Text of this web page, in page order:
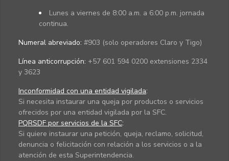
Lunes a viernes de 8:00 a.m. a 6:00 p.m. jornada
continua.
Numeral abreviado: #903 (solo operadores Claro y Tigo)
Línea anticorrupción: +57 601 594 0200 extensiones 2334
y 3623
Inconformidad con una entidad vigilada:
Si necesita instaurar una queja por productos o servicios
ofrecidos por una entidad vigilada por la SFC.
PQRSDF por servicios de la SFC:
Si quiere instaurar una petición, queja, reclamo, solicitud,
denuncia o felicitación con relación a los servicios o a la
atención de esta Superintendencia.